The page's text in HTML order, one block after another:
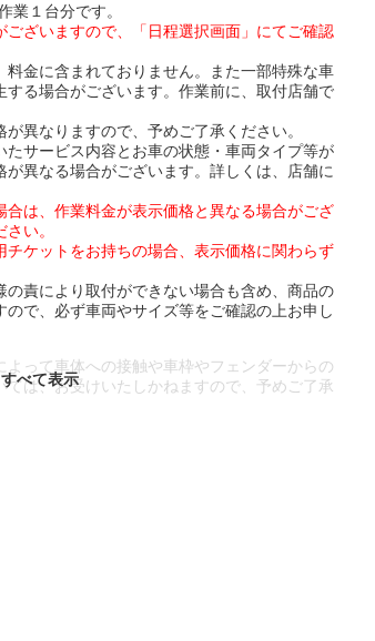
業１台分です。
ざいますので、「日程選択画面」にてご確認
金に含まれておりません。また一部特殊な車
る場合がございます。作業前に、取付店舗で
異なりますので、予めご了承ください。
サービス内容とお車の状態・車両タイプ等が
異なる場合がございます。詳しくは、店舗に
は、作業料金が表示価格と異なる場合がござ
い。
ケットをお持ちの場合、表示価格に関わらず
責により取付ができない場合も含め、商品の
で、必ず車両やサイズ等をご確認の上お申し
って車体への接触や車枠やフェンダーからの
は、お受けいたしかねますので、予めご了承